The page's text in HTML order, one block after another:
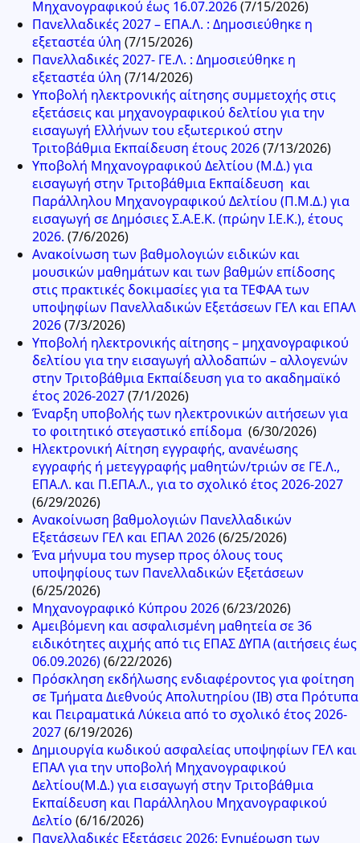
Μηχανογραφικού έως 16.07.2026(7/15/2026)
Πανελλαδικές 2027 – ΕΠΑ.Λ. : Δημοσιεύθηκε η
εξεταστέα ύλη (7/15/2026)
Πανελλαδικές 2027- ΓΕ.Λ. : Δημοσιεύθηκε η
εξεταστέα ύλη (7/14/2026)
Υποβολή ηλεκτρονικής αίτησης συμμετοχής στις
εξετάσεις και μηχανογραφικού δελτίου για την
εισαγωγή Ελλήνων του εξωτερικού στην
Τριτοβάθμια Εκπαίδευση έτους 2026(7/13/2026)
Υποβολή Μηχανογραφικού Δελτίου (Μ.Δ.) για
εισαγωγή στην Τριτοβάθμια Εκπαίδευση και
Παράλληλου Μηχανογραφικού Δελτίου (Π.Μ.Δ.) για
εισαγωγή σε Δημόσιες Σ.Α.Ε.Κ. (πρώην Ι.Ε.Κ.), έτους
2026. (7/6/2026)
Ανακοίνωση των βαθμολογιών ειδικών και
μουσικών μαθημάτων και των βαθμών επίδοσης
στις πρακτικές δοκιμασίες για τα ΤΕΦΑΑ των
υποψηφίων Πανελλαδικών Εξετάσεων ΓΕΛ και ΕΠΑΛ
2026(7/3/2026)
Υποβολή ηλεκτρονικής αίτησης – μηχανογραφικού
δελτίου για την εισαγωγή αλλοδαπών – αλλογενών
στην Τριτοβάθμια Εκπαίδευση για το ακαδημαϊκό
έτος 2026-2027(7/1/2026)
Έναρξη υποβολής των ηλεκτρονικών αιτήσεων για
το φοιτητικό στεγαστικό επίδομα (6/30/2026)
Ηλεκτρονική Αίτηση εγγραφής, ανανέωσης
εγγραφής ή μετεγγραφής μαθητών/τριών σε ΓΕ.Λ.,
ΕΠΑ.Λ. και Π.ΕΠΑ.Λ., για το σχολικό έτος 2026-2027
(6/29/2026)
Ανακοίνωση βαθμολογιών Πανελλαδικών
Εξετάσεων ΓΕΛ και ΕΠΑΛ 2026(6/25/2026)
Ένα μήνυμα του mysep προς όλους τους
υποψηφίους των Πανελλαδικών Εξετάσεων
(6/25/2026)
Μηχανογραφικό Κύπρου 2026(6/23/2026)
Αμειβόμενη και ασφαλισμένη μαθητεία σε 36
ειδικότητες αιχμής από τις ΕΠΑΣ ΔΥΠΑ (αιτήσεις έως
06.09.2026)(6/22/2026)
Πρόσκληση εκδήλωσης ενδιαφέροντος για φοίτηση
σε Τμήματα Διεθνούς Απολυτηρίου (IB) στα Πρότυπα
και Πειραματικά Λύκεια από το σχολικό έτος 2026-
2027(6/19/2026)
Δημιουργία κωδικού ασφαλείας υποψηφίων ΓΕΛ και
ΕΠΑΛ για την υποβολή Μηχανογραφικού
Δελτίου(Μ.Δ.) για εισαγωγή στην Τριτοβάθμια
Εκπαίδευση και Παράλληλου Μηχανογραφικού
Δελτίο (6/16/2026)
Πανελλαδικές Εξετάσεις 2026: Ενημέρωση των